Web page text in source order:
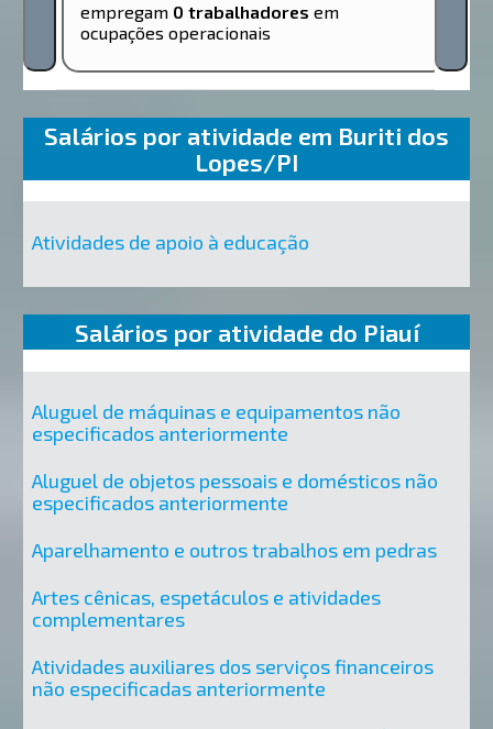
empregam 0 trabalhadores em
ocupações operacionais
Salários por atividade em Buriti dos
Lopes/PI
Atividades de apoio à educação
Salários por atividade do Piauí
Aluguel de máquinas e equipamentos não
especificados anteriormente
Aluguel de objetos pessoais e domésticos não
especificados anteriormente
Aparelhamento e outros trabalhos em pedras
Artes cênicas, espetáculos e atividades
complementares
Atividades auxiliares dos serviços financeiros
não especificadas anteriormente